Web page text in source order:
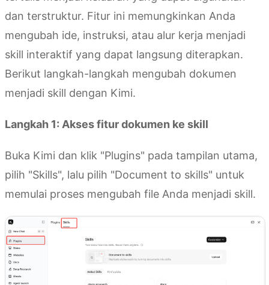
dan terstruktur. Fitur ini memungkinkan Anda
mengubah ide, instruksi, atau alur kerja menjadi
skill interaktif yang dapat langsung diterapkan.
Berikut langkah-langkah mengubah dokumen
menjadi skill dengan Kimi.
Langkah 1: Akses fitur dokumen ke skill
Buka Kimi dan klik "Plugins" pada tampilan utama,
pilih "Skills", lalu pilih "Document to skills" untuk
memulai proses mengubah file Anda menjadi skill.